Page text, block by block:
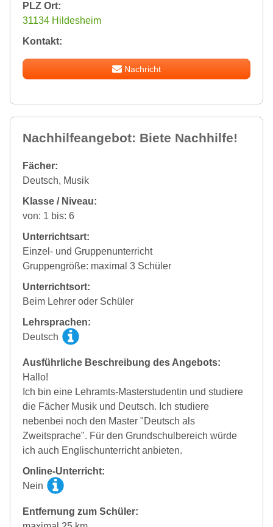
PLZ Ort:
31134 Hildesheim
Kontakt:
Nachricht
Nachhilfeangebot: Biete Nachhilfe!
Fächer:
Deutsch, Musik
Klasse / Niveau:
von: 1 bis: 6
Unterrichtsart:
Einzel- und Gruppenunterricht
Gruppengröße: maximal 3 Schüler
Unterrichtsort:
Beim Lehrer oder Schüler
Lehrsprachen:
Deutsch
Ausführliche Beschreibung des Angebots:
Hallo!
Ich bin eine Lehramts-Masterstudentin und studiere
die Fächer Musik und Deutsch. Ich studiere
nebenbei noch den Master "Deutsch als
Zweitsprache". Für den Grundschulbereich würde
ich auch Englischunterricht anbieten.
Online-Unterricht:
Nein
Entfernung zum Schüler: